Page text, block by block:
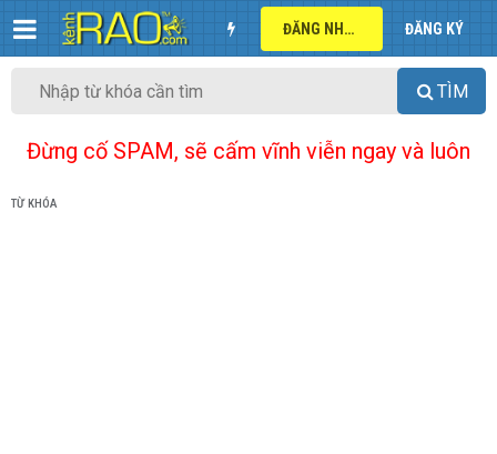
ĐĂNG NHẬP ĐĂNG KÝ
TÌM
Đừng cố SPAM, sẽ cấm vĩnh viễn ngay và luôn
TỪ KHÓA